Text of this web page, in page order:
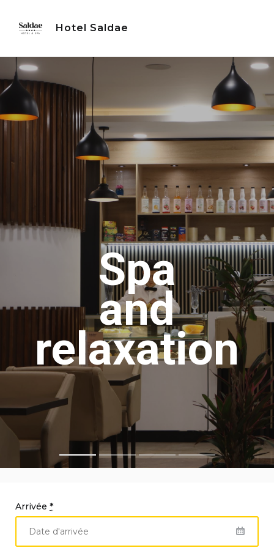
Hotel Saldae
Lieu de rencontre, Boissons et gâteaux à tous les goûts.
Spa
and
relaxation
Arrivée *